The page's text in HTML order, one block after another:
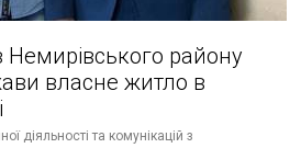
району
власне житло в
діяльності та комунікацій з